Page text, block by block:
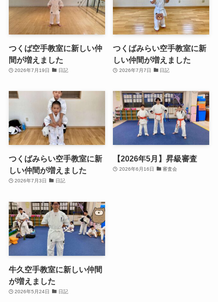
つくば空手教室に新しい仲
間が増えました
2026年7月19日 日記
つくばみらい空手教室に新
しい仲間が増えました
2026年7月7日 日記
つくばみらい空手教室に新
しい仲間が増えました
2026年7月3日 日記
【2026年5月】昇級審査
2026年6月16日 審査会
牛久空手教室に新しい仲間
が増えました
2026年5月24日 日記